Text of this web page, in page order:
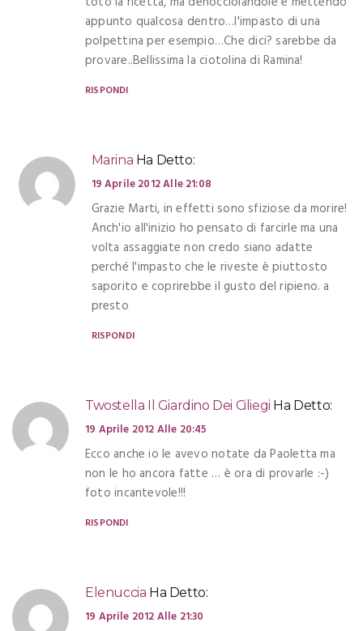
appunto qualcosa dentro…l'impasto di una
polpettina per esempio…Che dici? sarebbe da
provare..Bellissima la ciotolina di Ramina!
RISPONDI
Marina Ha Detto:
19 Aprile 2012 Alle 21:08
Grazie Marti, in effetti sono sfiziose da morire!
Anch'io all'inizio ho pensato di farcirle ma una
volta assaggiate non credo siano adatte
perché l'impasto che le riveste è piuttosto
saporito e coprirebbe il gusto del ripieno. a
presto
RISPONDI
Twostella Il Giardino Dei Ciliegi Ha Detto:
19 Aprile 2012 Alle 20:45
Ecco anche io le avevo notate da Paoletta ma
non le ho ancora fatte … è ora di provarle :-)
foto incantevole!!!
RISPONDI
Elenuccia Ha Detto:
19 Aprile 2012 Alle 21:30